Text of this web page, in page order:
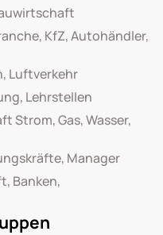
KfZ, Autohändler,
Luftverkehr
Lehrstellen
Strom, Gas, Wasser,
Manager
Banken,